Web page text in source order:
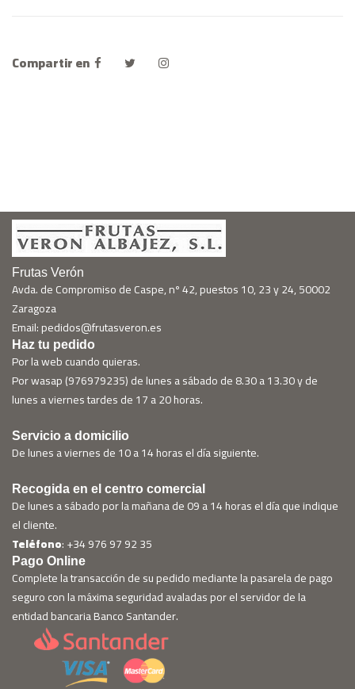
Compartir en
Frutas Verón
Avda. de Compromiso de Caspe, nº 42, puestos 10, 23 y 24, 50002
Zaragoza
Email: pedidos@frutasveron.es
Haz tu pedido
Por la web cuando quieras.
Por wasap (976979235) de lunes a sábado de 8.30 a 13.30 y de
lunes a viernes tardes de 17 a 20 horas.
Servicio a domicilio
De lunes a viernes de 10 a 14 horas el día siguiente.
Recogida en el centro comercial
De lunes a sábado por la mañana de 09 a 14 horas el día que indique
el cliente.
Teléfono: +34 976 97 92 35
Pago Online
Complete la transacción de su pedido mediante la pasarela de pago
seguro con la máxima seguridad avaladas por el servidor de la
entidad bancaria Banco Santander.